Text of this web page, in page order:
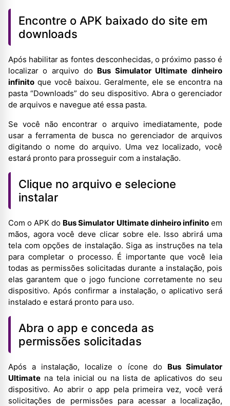
Encontre o APK baixado do site em
downloads
Após habilitar as fontes desconhecidas, o próximo passo é
localizar o arquivo do Bus Simulator Ultimate dinheiro
infinitoque você baixou. Geralmente, ele se encontra na
pasta “Downloads” do seu dispositivo. Abra o gerenciador
de arquivos e navegue até essa pasta.
Se você não encontrar o arquivo imediatamente, pode
usar a ferramenta de busca no gerenciador de arquivos
digitando o nome do arquivo. Uma vez localizado, você
estará pronto para prosseguir com a instalação.
Clique no arquivo e selecione
instalar
Com o APK do Bus Simulator Ultimate dinheiro infinitoem
mãos, agora você deve clicar sobre ele. Isso abrirá uma
tela com opções de instalação. Siga as instruções na tela
para completar o processo. É importante que você leia
todas as permissões solicitadas durante a instalação, pois
elas garantem que o jogo funcione corretamente no seu
dispositivo. Após confirmar a instalação, o aplicativo será
instalado e estará pronto para uso.
Abra o app e conceda as
permissões solicitadas
Após a instalação, localize o ícone do Bus Simulator
Ultimatena tela inicial ou na lista de aplicativos do seu
dispositivo. Ao abrir o app pela primeira vez, você verá
solicitações de permissões para acessar a localização,